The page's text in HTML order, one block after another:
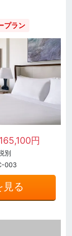
プラン
円
別
003
見る